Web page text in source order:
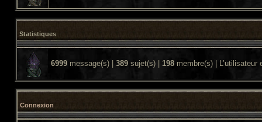
Statistiques
6999 message(s) | 389 sujet(s) | 198 membre(s) |
Connexion